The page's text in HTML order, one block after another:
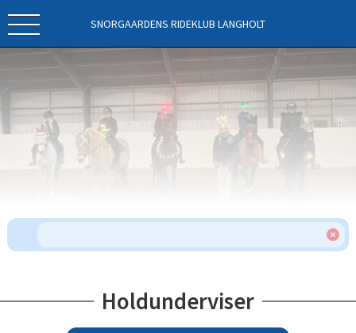
SNORGAARDENS RIDEKLUB LANGHOLT
Holdunderviser